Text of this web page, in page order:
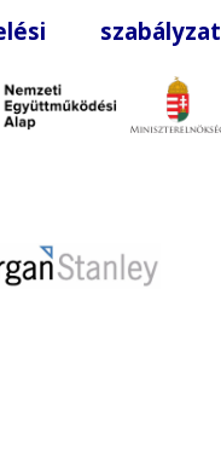
szabályzat